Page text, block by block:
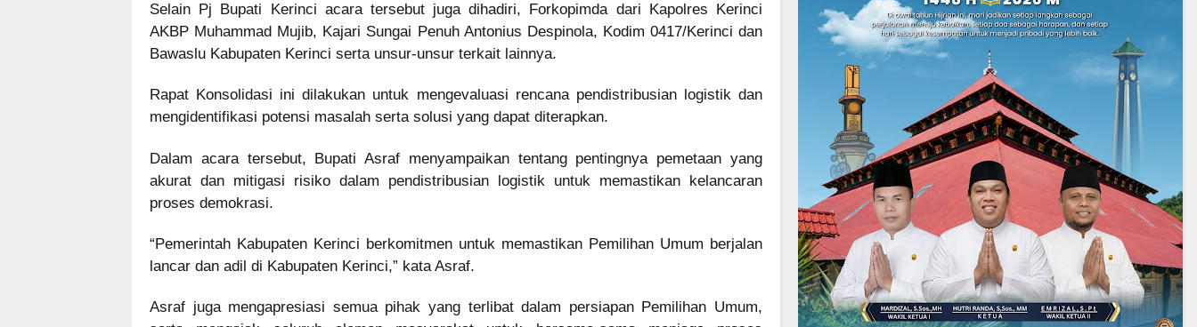
Selain Pj Bupati Kerinci acara tersebut juga dihadiri, Forkopimda dari Kapolres Kerinci
AKBP Muhammad Mujib, Kajari Sungai Penuh Antonius Despinola, Kodim 0417/Kerinci dan
Bawaslu Kabupaten Kerinci serta unsur-unsur terkait lainnya.
Rapat Konsolidasi ini dilakukan untuk mengevaluasi rencana pendistribusian logistik dan
mengidentifikasi potensi masalah serta solusi yang dapat diterapkan.
Dalam acara tersebut, Bupati Asraf menyampaikan tentang pentingnya pemetaan yang
akurat dan mitigasi risiko dalam pendistribusian logistik untuk memastikan kelancaran
proses demokrasi.
“Pemerintah Kabupaten Kerinci berkomitmen untuk memastikan Pemilihan Umum berjalan
lancar dan adil di Kabupaten Kerinci,” kata Asraf.
Asraf juga mengapresiasi semua pihak yang terlibat dalam persiapan Pemilihan Umum,